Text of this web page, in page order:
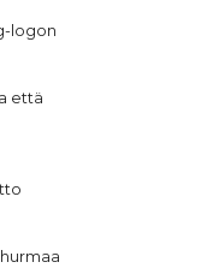
logon
että